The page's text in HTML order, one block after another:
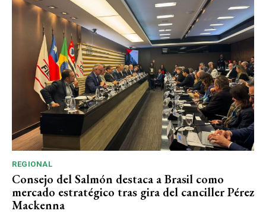
REGIONAL
Consejo del Salmón destaca a Brasil como
mercado estratégico tras gira del canciller Pérez
Mackenna